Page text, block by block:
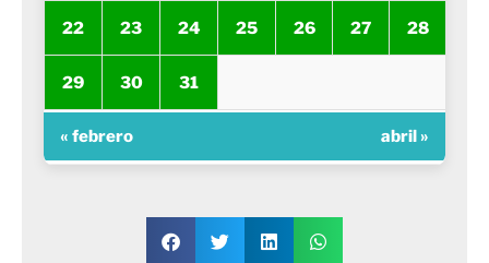
22 23 24 25 26 27 28
29 30 31
« febrero abril »